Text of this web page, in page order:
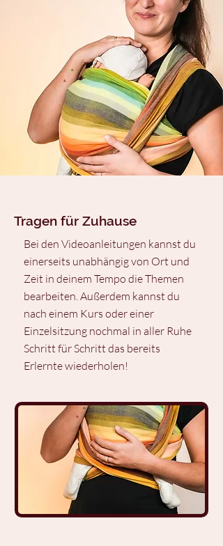
Tragen für Zuhause
Bei den Videoanleitungen kannst du
einerseits unabhängig von Ort und
Zeit in deinem Tempo die Themen
bearbeiten. Außerdem kannst du
nach einem Kurs oder einer
Einzelsitzung nochmal in aller Ruhe
Schritt für Schritt das bereits
Erlernte wiederholen!